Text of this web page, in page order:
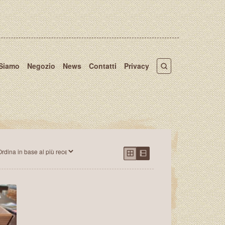
Negozio News Contatti Privacy